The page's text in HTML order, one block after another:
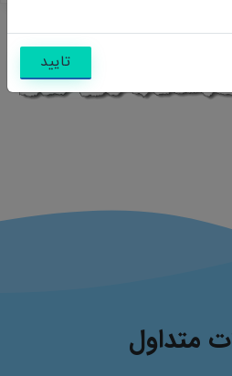
متداول
تایید